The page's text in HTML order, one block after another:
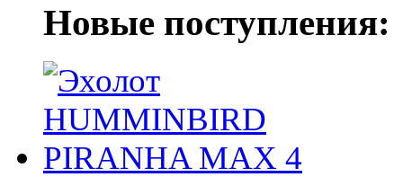
Новые поступления: